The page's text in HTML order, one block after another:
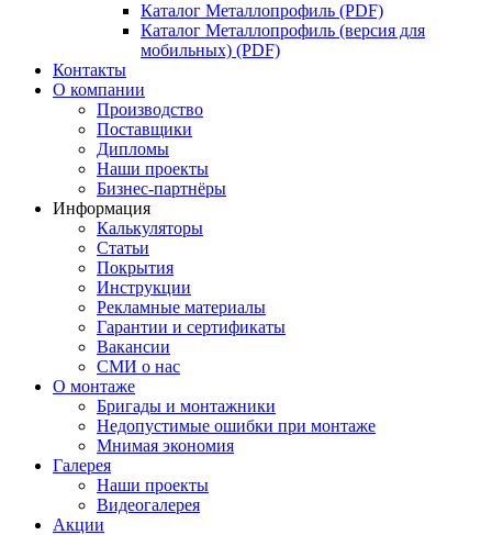
Каталог Металлопрофиль (PDF)
Каталог Металлопрофиль (версия для
мобильных) (PDF)
Контакты
О компании
Производство
Поставщики
Дипломы
Наши проекты
Бизнес-партнёры
Информация
Калькуляторы
Статьи
Покрытия
Инструкции
Рекламные материалы
Гарантии и сертификаты
Вакансии
СМИ о нас
О монтаже
Бригады и монтажники
Недопустимые ошибки при монтаже
Мнимая экономия
Галерея
Наши проекты
Видеогалерея
Акции